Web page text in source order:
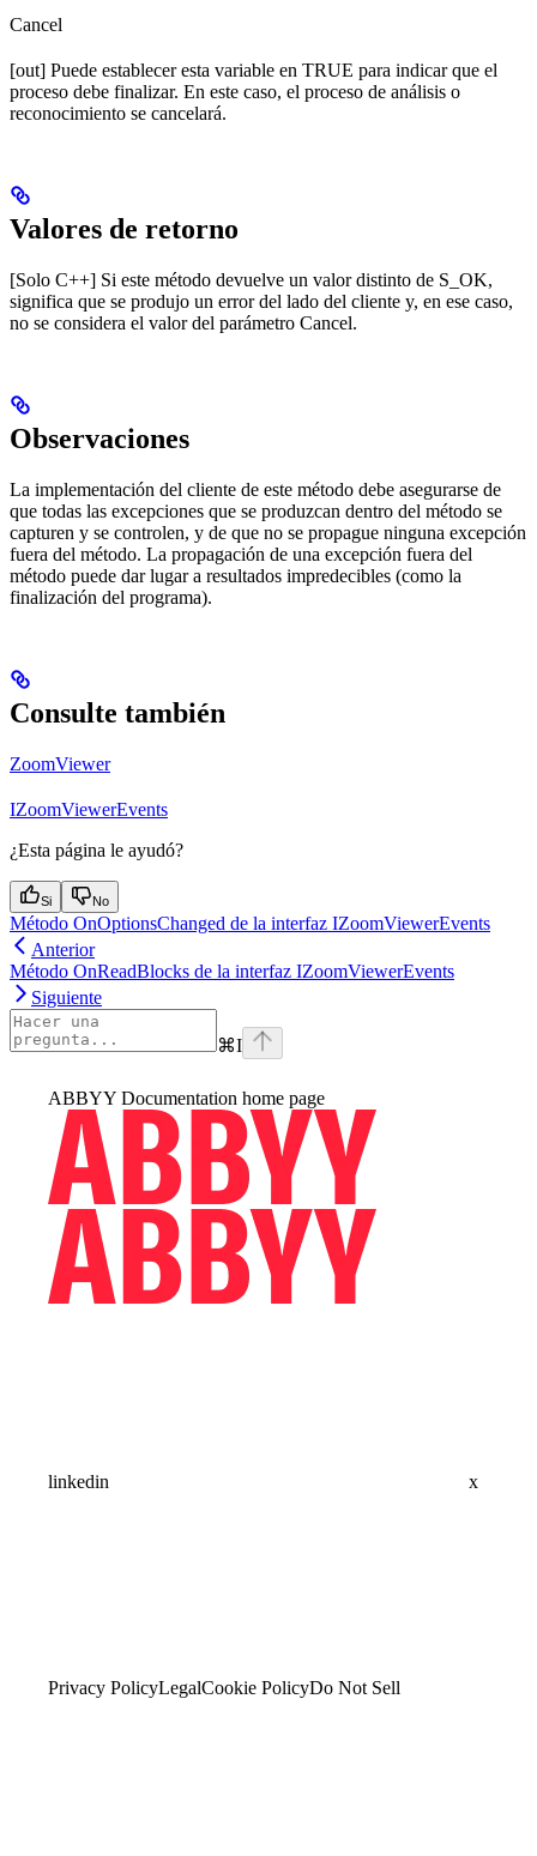
Cancel
[out] Puede establecer esta variable en TRUE para indicar que el
proceso debe finalizar. En este caso, el proceso de análisis o
reconocimiento se cancelará.
Valores de retorno
[Solo C++] Si este método devuelve un valor distinto de S_OK,
significa que se produjo un error del lado del cliente y, en ese caso,
no se considera el valor del parámetro Cancel.
Observaciones
La implementación del cliente de este método debe asegurarse de
que todas las excepciones que se produzcan dentro del método se
capturen y se controlen, y de que no se propague ninguna excepción
fuera del método. La propagación de una excepción fuera del
método puede dar lugar a resultados impredecibles (como la
finalización del programa).
Consulte también
ZoomViewer
IZoomViewerEvents
¿Esta página le ayudó?
Si No
Método OnOptionsChanged de la interfaz IZoomViewerEvents
Anterior
Método OnReadBlocks de la interfaz IZoomViewerEvents
Siguiente
⌘I
ABBYY Documentation home page
linkedin x
Privacy PolicyLegalCookie PolicyDo Not Sell